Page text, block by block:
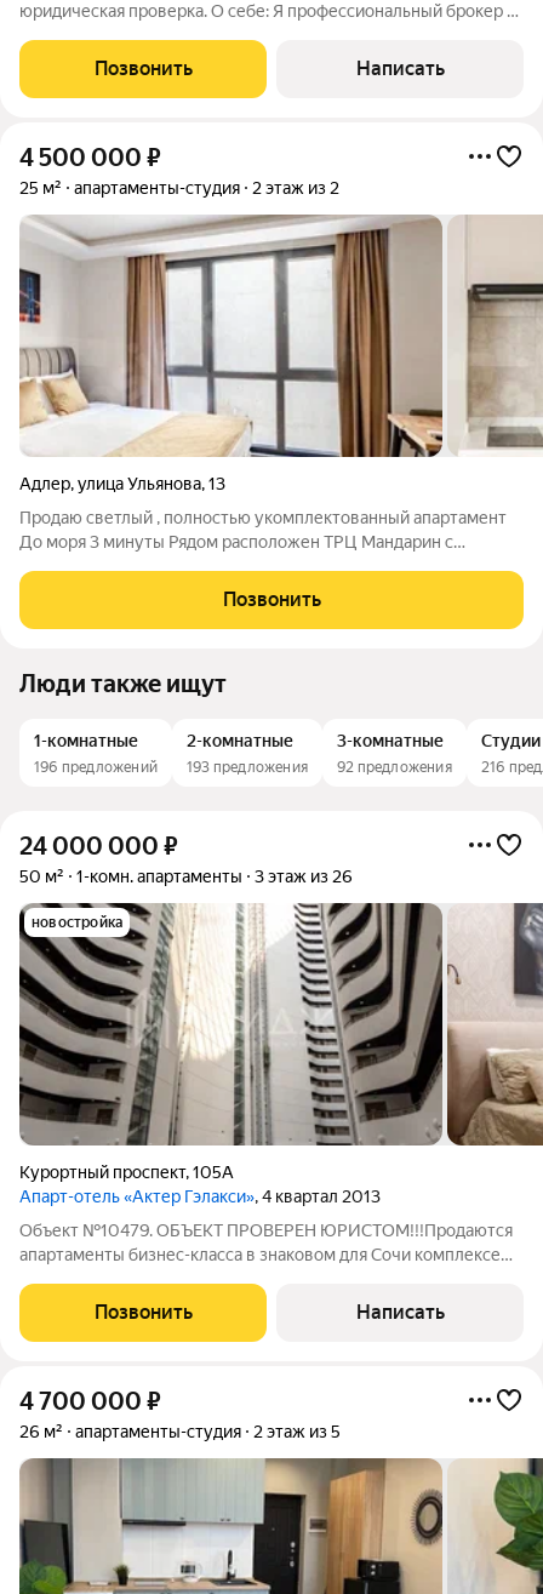
юридическая проверка. О себе: Я профессиональный брокер с
проводником в мир курортной недвижимости. Одобрение
Ипотеки.Эти апартаменты не просто
Позвонить Написать
4 500 000 ₽
25 м² апартаменты-студия 2 этаж из 2
Адлер,улица Ульянова,13
Продаю светлый , полностью укомплектованный апартамент
До моря 3 минуты Рядом расположен ТРЦ Мандарин с
вариант для отдыха или сдачи в аренду Самый центр
Адлера,всё что нужно рядом Один взрослый
Позвонить
Люди также ищут
1-комнатные
196 предложений
2-комнатные
193 предложения
3-комнатные
92 предложения
Студии
216
24 000 000 ₽
50 м² 1-комн. апартаменты 3 этаж из 26
новостройка
Курортный проспект,105А
Апарт-отель «Актер Гэлакси», 4 квартал 2013
Объект №10479. ОБЪЕКТ ПРОВЕРЕН ЮРИСТОМ!!!Продаются
апартаменты бизнес-класса в знаковом для Сочи комплексе
преимущества объекта: Планировка: Общая 50 м, жилая 40 м,
Позвонить Написать
4 700 000 ₽
26 м² апартаменты-студия 2 этаж из 5